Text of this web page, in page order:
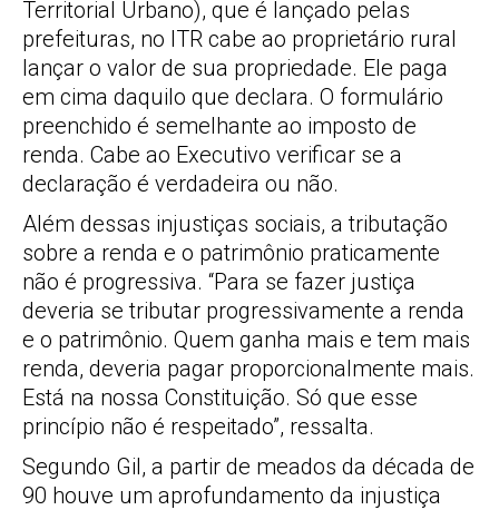
Territorial Urbano), que é lançado pelas
prefeituras, no ITR cabe ao proprietário rural
lançar o valor de sua propriedade. Ele paga
em cima daquilo que declara. O formulário
preenchido é semelhante ao imposto de
renda. Cabe ao Executivo verificar se a
declaração é verdadeira ou não.
Além dessas injustiças sociais, a tributação
sobre a renda e o patrimônio praticamente
não é progressiva. “Para se fazer justiça
deveria se tributar progressivamente a renda
e o patrimônio. Quem ganha mais e tem mais
renda, deveria pagar proporcionalmente mais.
Está na nossa Constituição. Só que esse
princípio não é respeitado”, ressalta.
Segundo Gil, a partir de meados da década de
90 houve um aprofundamento da injustiça